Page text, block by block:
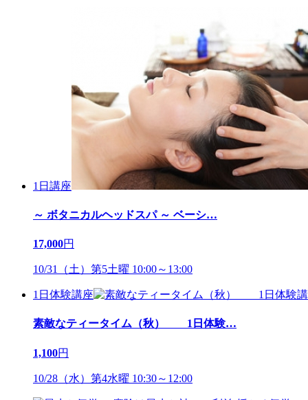
1日講座
～ ボタニカルヘッドスパ ～ ベーシ…
17,000円
10/31（土）第5土曜 10:00～13:00
1日体験講座
素敵なティータイム（秋） 1日体験…
1,100円
10/28（水）第4水曜 10:30～12:00